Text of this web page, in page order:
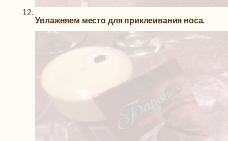
Увлажняем место для приклеивания носа.